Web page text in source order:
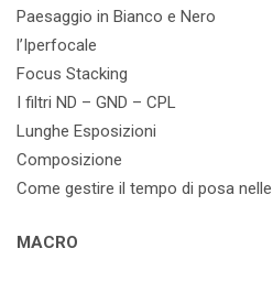
Paesaggio in Bianco e Nero
l’Iperfocale
Focus Stacking
I filtri ND – GND – CPL
Lunghe Esposizioni
Composizione
Come gestire il tempo di posa
MACRO